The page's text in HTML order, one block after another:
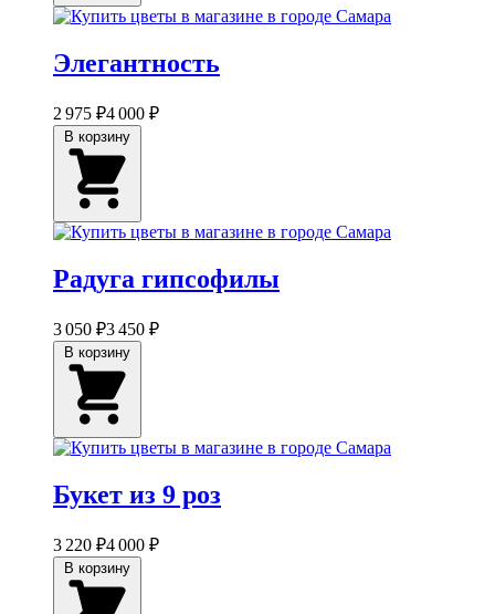
Элегантность
2 975 ₽4 000 ₽
Радуга гипсофилы
3 050 ₽3 450 ₽
Букет из 9 роз
3 220 ₽4 000 ₽